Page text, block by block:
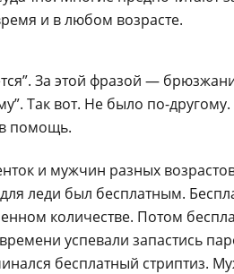
и в любом возрасте.
За этой фразой —
Так вот. Не было по-
помощь.
и мужчин разных
леди был бесплатным.
количестве. Потом
успевали запастись
бесплатный стриптиз.